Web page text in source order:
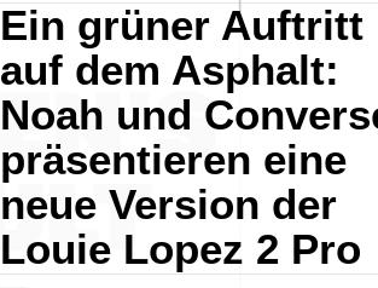
Ein grüner Auftritt
auf dem Asphalt:
Noah und
präsentieren eine
neue Version der
Louie Lopez 2 Pro